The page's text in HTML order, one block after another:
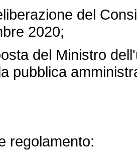
del
2020;
del Ministro
pubblica